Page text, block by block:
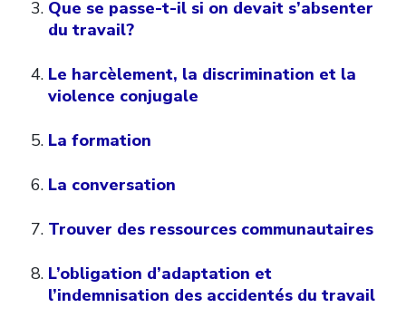
Que se passe-t-il si on devait s’absenter
du travail?
Le harcèlement, la discrimination et la
violence conjugale
La formation
La conversation
Trouver des ressources communautaires
L’obligation d’adaptation et
l’indemnisation des accidentés du travail